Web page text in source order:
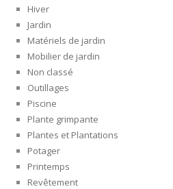
Hiver
Jardin
Matériels de jardin
Mobilier de jardin
Non classé
Outillages
Piscine
Plante grimpante
Plantes et Plantations
Potager
Printemps
Revêtement